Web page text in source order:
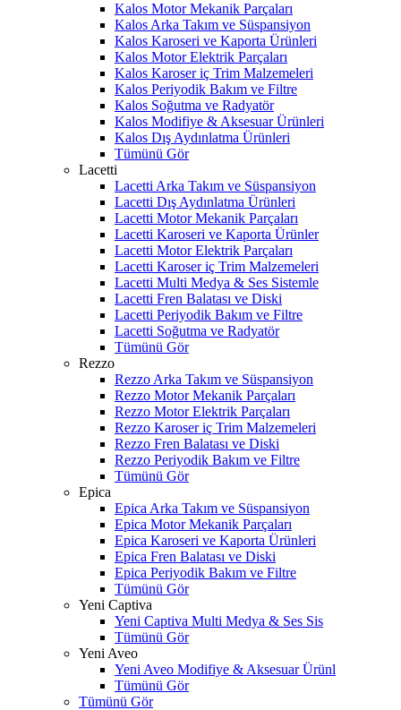
Kalos Motor Mekanik Parçaları
Kalos Arka Takım ve Süspansiyon
Kalos Karoseri ve Kaporta Ürünleri
Kalos Motor Elektrik Parçaları
Kalos Karoser iç Trim Malzemeleri
Kalos Periyodik Bakım ve Filtre
Kalos Soğutma ve Radyatör
Kalos Modifiye & Aksesuar Ürünleri
Kalos Dış Aydınlatma Ürünleri
Tümünü Gör
Lacetti
Lacetti Arka Takım ve Süspansiyon
Lacetti Dış Aydınlatma Ürünleri
Lacetti Motor Mekanik Parçaları
Lacetti Karoseri ve Kaporta Ürünler
Lacetti Motor Elektrik Parçaları
Lacetti Karoser iç Trim Malzemeleri
Lacetti Multi Medya & Ses Sistemle
Lacetti Fren Balatası ve Diski
Lacetti Periyodik Bakım ve Filtre
Lacetti Soğutma ve Radyatör
Tümünü Gör
Rezzo
Rezzo Arka Takım ve Süspansiyon
Rezzo Motor Mekanik Parçaları
Rezzo Motor Elektrik Parçaları
Rezzo Karoser iç Trim Malzemeleri
Rezzo Fren Balatası ve Diski
Rezzo Periyodik Bakım ve Filtre
Tümünü Gör
Epica
Epica Arka Takım ve Süspansiyon
Epica Motor Mekanik Parçaları
Epica Karoseri ve Kaporta Ürünleri
Epica Fren Balatası ve Diski
Epica Periyodik Bakım ve Filtre
Tümünü Gör
Yeni Captiva
Yeni Captiva Multi Medya & Ses Sis
Tümünü Gör
Yeni Aveo
Yeni Aveo Modifiye & Aksesuar Ürünl
Tümünü Gör
Tümünü Gör